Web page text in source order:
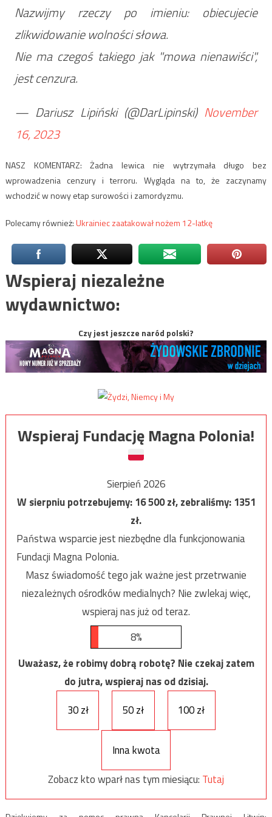
Nazwijmy rzeczy po imieniu: obiecujecie
zlikwidowanie wolności słowa.
Nie ma czegoś takiego jak "mowa nienawiści",
jest cenzura.
— Dariusz Lipiński (@DarLipinski) November
16, 2023
NASZ KOMENTARZ: Żadna lewica nie wytrzymała długo bez
wprowadzenia cenzury i terroru. Wygląda na to, że zaczynamy
wchodzić w nowy etap surowości i zamordyzmu.
Polecamy również:Ukrainiec zaatakował nożem 12-latkę
Wspieraj niezależne
wydawnictwo:
Czy jest jeszcze naród polski?
Wspieraj Fundację Magna Polonia!
Sierpień 2026
W sierpniu potrzebujemy:16 500zł, zebraliśmy:1351
zł.
Państwa wsparcie jest niezbędne dla funkcjonowania
Fundacji Magna Polonia.
Masz świadomość tego jak ważne jest przetrwanie
niezależnych ośrodków medialnych? Nie zwlekaj więc,
wspieraj nas już od teraz.
8%
Uważasz, że robimy dobrą robotę? Nie czekaj zatem
do jutra, wspieraj nas od dzisiaj.
30 zł
50 zł 100 zł
Inna kwota
Zobacz kto wparł nas tym miesiącu: Tutaj